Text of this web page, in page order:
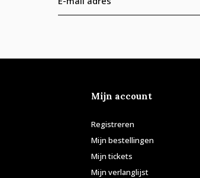
Mijn account
Registreren
Mijn bestellingen
Mijn tickets
Mijn verlanglijst